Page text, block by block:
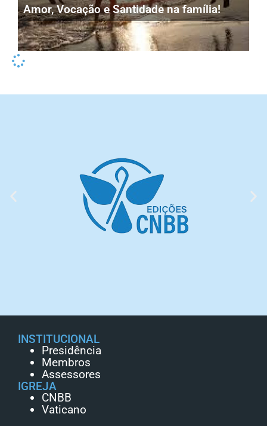
Amor, Vocação e Santidade na família!
INSTITUCIONAL
Presidência
Membros
Assessores
IGREJA
CNBB
Vaticano